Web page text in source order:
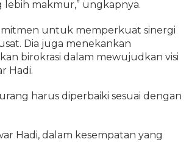
makmur,” ungkapnya.
untuk memperkuat sinergi
Dia juga menekankan
birokrasi dalam mewujudkan visi
Hadi.
harus diperbaiki sesuai dengan
Hadi, dalam kesempatan yang